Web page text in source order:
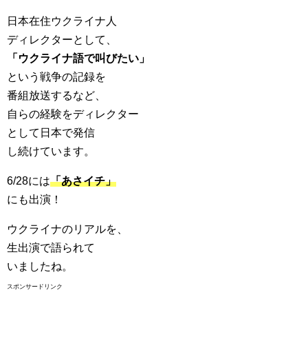
日本在住ウクライナ人
ディレクターとして、
「ウクライナ語で叫びたい」
という戦争の記録を
番組放送するなど、
自らの経験をディレクター
として日本で発信
し続けています。
6/28には「あさイチ」
にも出演！
ウクライナのリアルを、
生出演で語られて
いましたね。
スポンサードリンク